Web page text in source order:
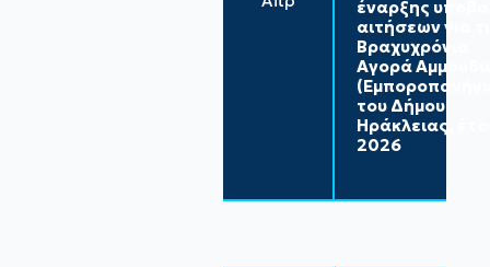
έναρξης
αιτήσεων για
Βραχυχρόνια
Αγορά
του Δήμου
Ηράκλειας,
2026